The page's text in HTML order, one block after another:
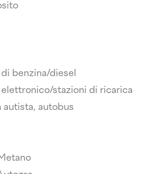
benzina/diesel
stazioni di ricarica
autista, autobus